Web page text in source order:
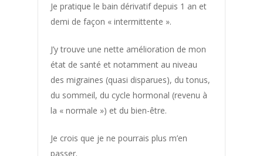
Je pratique le bain dérivatif depuis 1 an et
demi de façon « intermittente ».
J’y trouve une nette amélioration de mon
état de santé et notamment au niveau
des migraines (quasi disparues), du tonus,
du sommeil, du cycle hormonal (revenu à
la « normale ») et du bien-être.
Je crois que je ne pourrais plus m’en
passer.
Concentration
Condition physique
Constipation
Cors au pied
Courbatures
Crampes